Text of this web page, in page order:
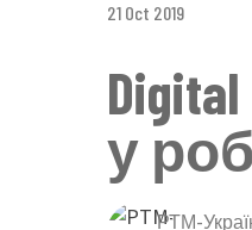
21 Oct 2019
у
РТМ-